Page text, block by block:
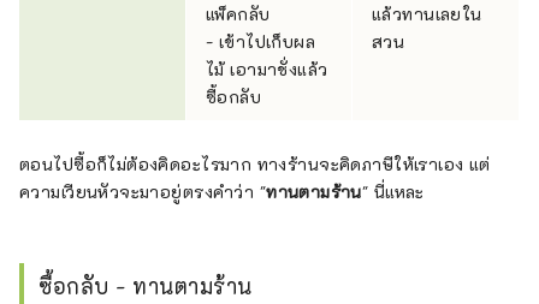
แพ็คกลับ
- เข้าไปเก็บผล
ไม้ เอามาชั่งแล้ว
ซื้อกลับ
แล้วทานเลยใน
สวน
ตอนไปซื้อก็ไม่ต้องคิดอะไรมาก ทางร้านจะคิดภาษีให้เราเอง แต่
ความเวียนหัวจะมาอยู่ตรงคำว่า "ทานตามร้าน" นี่แหละ
ซื้อกลับ - ทานตามร้าน